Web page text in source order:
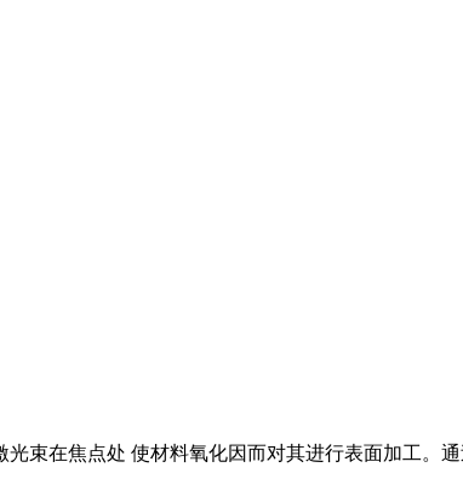
在焦点处 使材料氧化因而对其进行表面加工。